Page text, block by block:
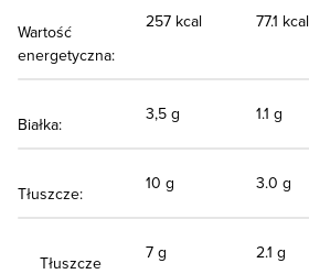
Wartość
energetyczna:
257 kcal 77.1 kcal
Białka:
3,5 g 1.1 g
Tłuszcze:
10 g 3.0 g
Tłuszcze
7 g 2.1 g